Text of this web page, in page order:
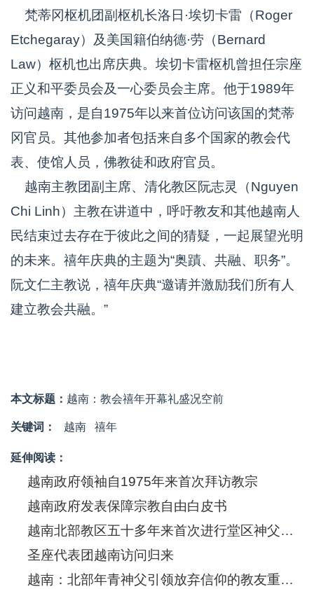
梵蒂冈枢机团副枢机长洛日·埃切卡雷（Roger
Etchegaray）及美国籍伯纳德·劳（Bernard
Law）枢机也出席庆典。埃切卡雷枢机曾担任宗座
正义和平委员会及一心委员会主席。他于1989年
访问越南，是自1975年以来首位访问该国的梵蒂
冈官员。其他参加者包括来自多个国家的教会代
表、使馆人员，佛教徒和政府官员。
越南主教团副主席、清化教区阮志灵（Nguyen
Chi Linh）主教在讲道中，呼吁教友和其他越南人
民结束过去存在于彼此之间的猜疑，一起展望光明
的未来。禧年庆典的主题为“奥蹟、共融、职务”。
阮文仁主教说，禧年庆典“邀请并激励我们所有人
建立教会共融。”
本文标题： 越南：教会禧年开幕礼盛况空前
关键词： 越南 禧年
延伸阅读：
越南政府领袖自1975年来首次拜访教宗
越南政府发表保障宗教自由白皮书
越南北部教区五十多年来首次进行堂区神父调动
圣座代表团越南访问归来
越南：北部年青神父引领放弃信仰的教友重返羊栈